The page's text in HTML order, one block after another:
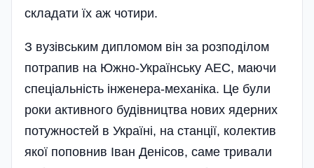
складати їх аж чотири.
З вузівським дипломом він за розподілом
потрапив на Южно-Українську АЕС, маючи
спеці­альність інженера-механіка. Це були
роки активного будівництва нових ядерних
потужностей в Україні, на станції, колектив
якої поповнив Іван Денісов, саме тривали